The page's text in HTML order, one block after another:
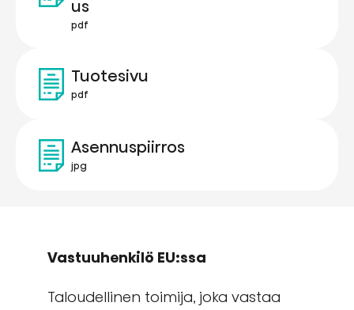
us
pdf
Tuotesivu
pdf
Asennuspiirros
jpg
Vastuuhenkilö EU:ssa
Taloudellinen toimija, joka vastaa